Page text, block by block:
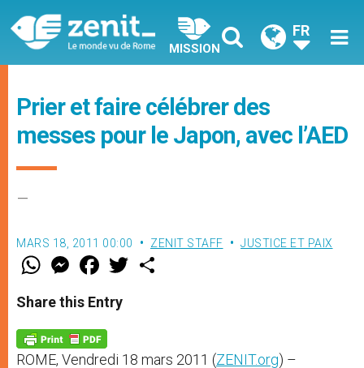
MISSION
FR
Prier et faire célébrer des
messes pour le Japon, avec l’AED
–
MARS 18, 2011 00:00 ZENIT STAFF JUSTICE ET PAIX
W
t
s
p
p
M
e
s
e
g
e
r
F
a
e
b
o
k
w
Share this Entry
ROME, Vendredi 18 mars 2011 (ZENIT.org) –